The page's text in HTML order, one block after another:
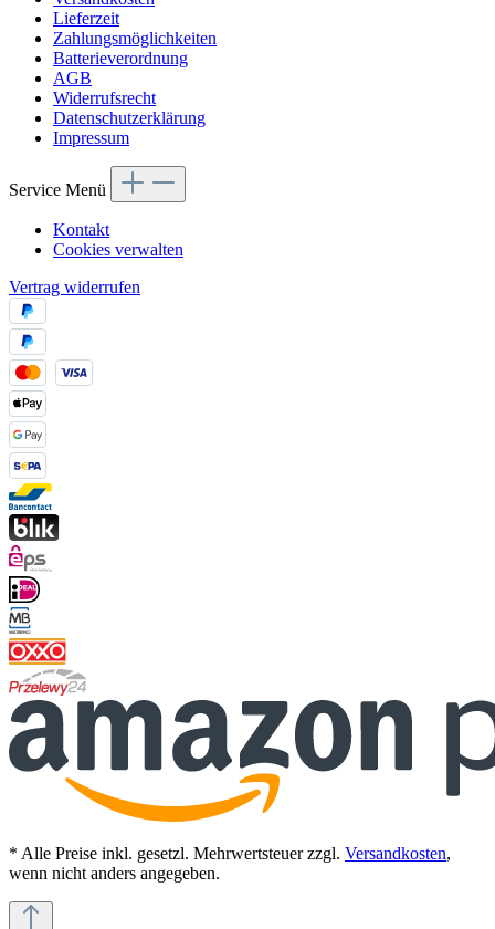
Lieferzeit
Zahlungsmöglichkeiten
Batterieverordnung
AGB
Widerrufsrecht
Datenschutzerklärung
Impressum
Service Menü
Kontakt
Cookies verwalten
Vertrag widerrufen
* Alle Preise inkl. gesetzl. Mehrwertsteuer zzgl. Versandkosten,
wenn nicht anders angegeben.